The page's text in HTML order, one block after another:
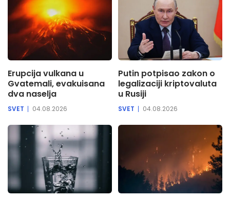
Erupcija vulkana u
Gvatemali, evakuisana
dva naselja
SVET 04.08.2026
Putin potpisao zakon o
legalizaciji kriptovaluta
u Rusiji
SVET 04.08.2026